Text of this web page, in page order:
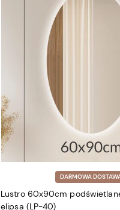
DARMOWA
Lustro 60x90cm
elipsa (LP-40)